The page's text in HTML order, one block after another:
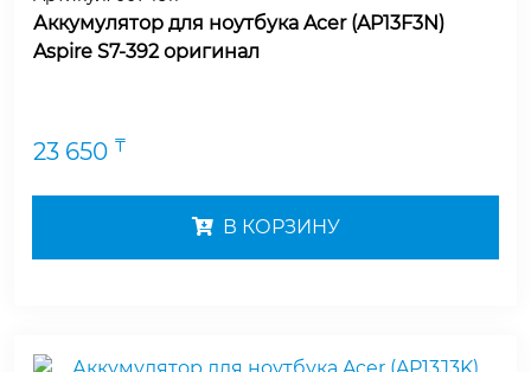
Аккумулятор для ноутбука Acer (AP13F3N)
Aspire S7-392 оригинал
23 650 ₸
В КОРЗИНУ